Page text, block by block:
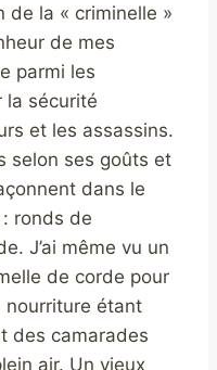
de la « criminelle »
de mes
parmi les
la sécurité
et les assassins.
selon ses goûts et
dans le
ronds de
J’ai même vu un
de corde pour
nourriture étant
des camarades
air. Un vieux